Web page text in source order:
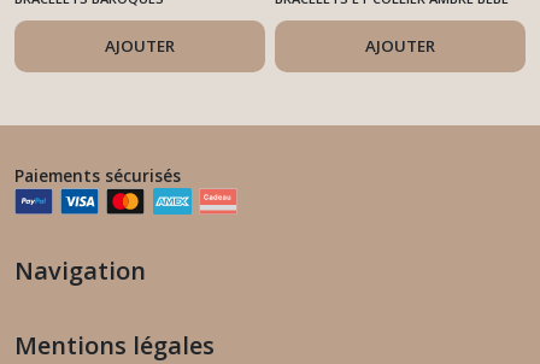
AJOUTER AJOUTER
Paiements sécurisés
Navigation
Mentions légales